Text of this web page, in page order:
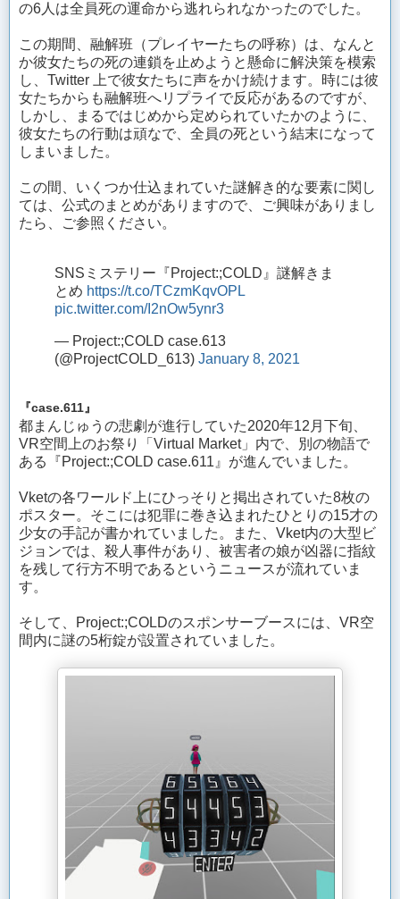
の6人は全員死の運命から逃れられなかったのでした。
この期間、融解班（プレイヤーたちの呼称）は、なんと
か彼女たちの死の連鎖を止めようと懸命に解決策を模索
し、Twitter 上で彼女たちに声をかけ続けます。時には彼
女たちからも融解班へリプライで反応があるのですが、
しかし、まるではじめから定められていたかのように、
彼女たちの行動は頑なで、全員の死という結末になって
しまいました。
この間、いくつか仕込まれていた謎解き的な要素に関し
ては、公式のまとめがありますので、ご興味がありまし
たら、ご参照ください。
SNSミステリー『Project:;COLD』謎解きま
とめ https://t.co/TCzmKqvOPL
pic.twitter.com/I2nOw5ynr3
— Project:;COLD case.613
(@ProjectCOLD_613) January 8, 2021
『case.611』
都まんじゅうの悲劇が進行していた2020年12月下旬、
VR空間上のお祭り「Virtual Market」内で、別の物語で
ある『Project:;COLD case.611』が進んでいました。
Vketの各ワールド上にひっそりと掲出されていた8枚の
ポスター。そこには犯罪に巻き込まれたひとりの15才の
少女の手記が書かれていました。また、Vket内の大型ビ
ジョンでは、殺人事件があり、被害者の娘が凶器に指紋
を残して行方不明であるというニュースが流れていま
す。
そして、Project:;COLDのスポンサーブースには、VR空
間内に謎の5桁錠が設置されていました。